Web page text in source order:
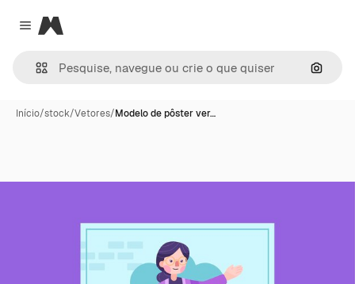
Close menu
Magnific
Início/stock/Vetores/Modelo de pôster ver…